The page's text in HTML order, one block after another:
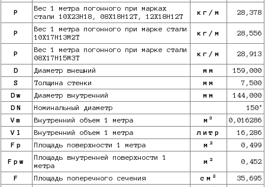
P
Вес 1 метра погонного при марках
стали 10Х23Н18, 08Х18Н12Т, 12Х18Н12Т
кг/м 28,378
P
Вес 1 метра погонного при марке стали
10X17Н13М2Т
кг/м 28,556
P
Вес 1 метра погонного при марке стали
08Х17Н15М3Т
кг/м 28,913
D Диаметр внешний мм
159,000
S
Толщина стенки мм
7,500
Dw
Диаметр внутренний мм
144,000
DN
Номинальный диаметр 150*
Vm Внутренний объем 1 метра м 3
0,016286
Vl
Внутренний объем 1 метра литр
16,286
Fp
Площадь поверхности 1 метра м 2 0,499
Fpw
Площадь внутренней поверхности 1
метра
м 2 0,452
F Площадь поперечного сечения см 2
35,695